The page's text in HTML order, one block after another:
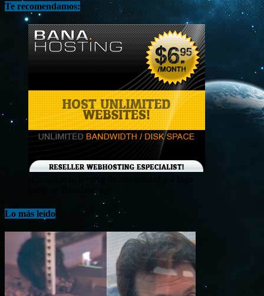
Te recomendamos:
¡Consigue tu hosting de alta calidad y a bajo
costo en Banahosting!
Lo más leído